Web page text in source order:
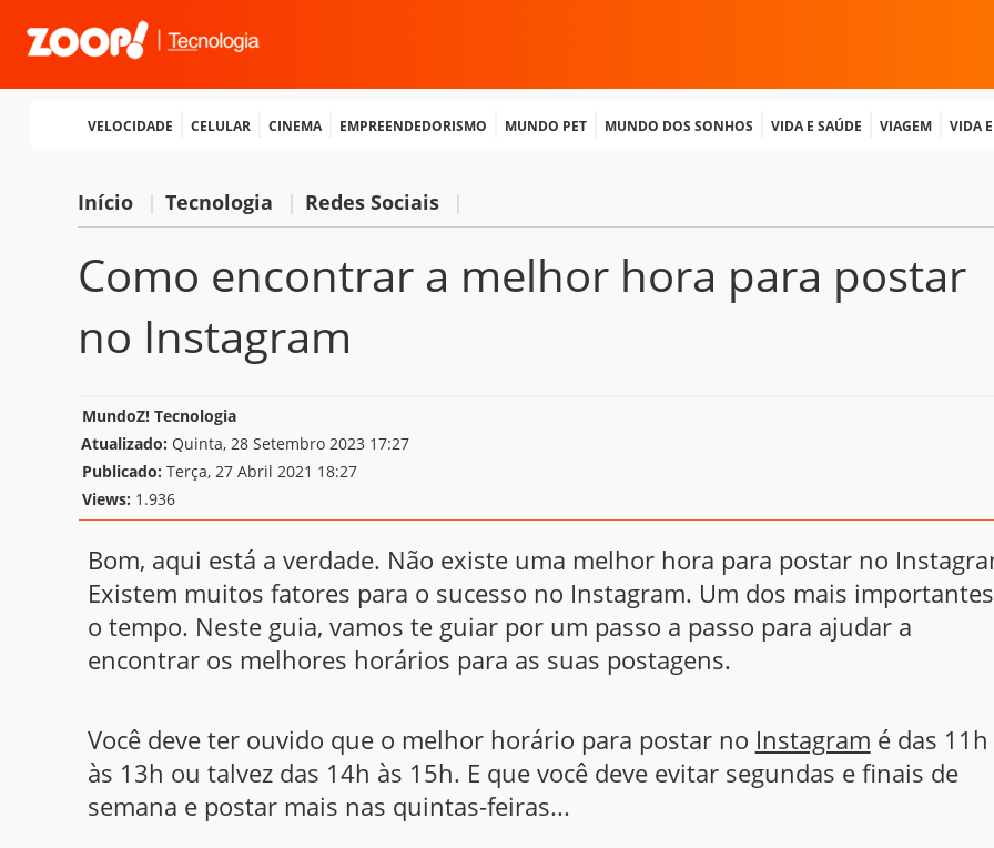
Velocidade Celular Cinema Empreendedorismo Mundo Pet Mundo dos Sonhos Vida e Saúde Viagem Vida
Início | Tecnologia | Redes Sociais |
Como encontrar a melhor hora para postar
no Instagram
MundoZ! Tecnologia
Atualizado: Quinta, 28 Setembro 2023 17:27
Publicado: Terça, 27 Abril 2021 18:27
Views: 1.936
Bom, aqui está a verdade. Não existe uma melhor hora para postar no
Existem muitos fatores para o sucesso no Instagram. Um dos mais
o tempo. Neste guia, vamos te guiar por um passo a passo para ajudar a
encontrar os melhores horários para as suas postagens.
Você deve ter ouvido que o melhor horário para postar no Instagram é das 11h
às 13h ou talvez das 14h às 15h. E que você deve evitar segundas e finais de
semana e postar mais nas quintas-feiras...